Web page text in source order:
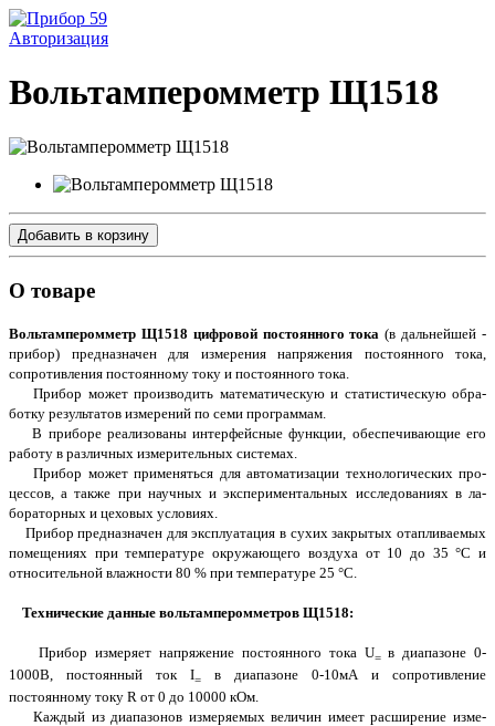
Авторизация
Вольтамперомметр Щ1518
Добавить в корзину
О товаре
Вольтамперомметр Щ1518 цифровой постоянного тока (в дальнейшей -
прибор) предназначен для измерения напряжения постоянного тока,
сопротивления постоянному току и постоянного тока.
Прибор может производить математическую и статистическую обра­
ботку результатов измерений по семи программам.
В приборе реализованы интерфейсные функции, обеспечивающие его
работу в различных измерительных системах.
Прибор может применяться для автоматизации технологических про­
цессов, а также при научных и экспериментальных исследованиях в ла­
бораторных и цеховых условиях.
Прибор предназначен для эксплуатация в сухих закрытых отапливае­мых
помещениях при температуре окружающего воздуха от 10 до 35 °С и
относительной влажности 80 % при температуре 25 °С.
Технические данные вольтамперомметров Щ1518:
Прибор измеряет напряжение постоянного тока U=в диапазоне 0-
1000В, постоянный ток І=
в диапазоне 0-10мА и сопротивление
постоянному току R от 0 до 10000 кОм.
Каждый из диапазонов измеряемых величин имеет расширение изме­